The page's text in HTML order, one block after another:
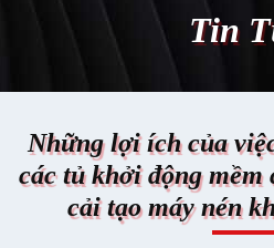
Tin
Những lợi ích của
các tủ khởi động mềm
cải tạo máy nén